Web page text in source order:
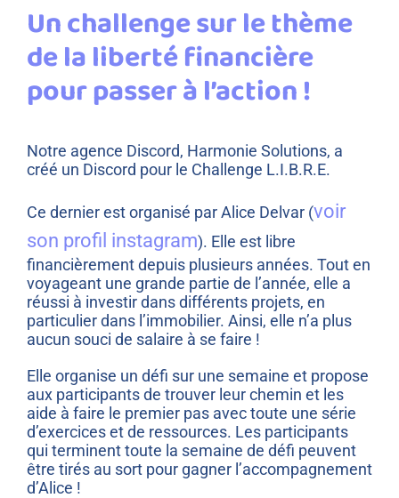
Un challenge sur le thème
de la liberté financière
pour passer à l’action !
Notre agence Discord, Harmonie Solutions, a
créé un Discord pour le Challenge L.I.B.R.E.
Ce dernier est organisé par Alice Delvar (voir
son profil instagram). Elle est libre
financièrement depuis plusieurs années. Tout en
voyageant une grande partie de l’année, elle a
réussi à investir dans différents projets, en
particulier dans l’immobilier. Ainsi, elle n’a plus
aucun souci de salaire à se faire !
Elle organise un défi sur une semaine et propose
aux participants de trouver leur chemin et les
aide à faire le premier pas avec toute une série
d’exercices et de ressources. Les participants
qui terminent toute la semaine de défi peuvent
être tirés au sort pour gagner l’accompagnement
d’Alice !